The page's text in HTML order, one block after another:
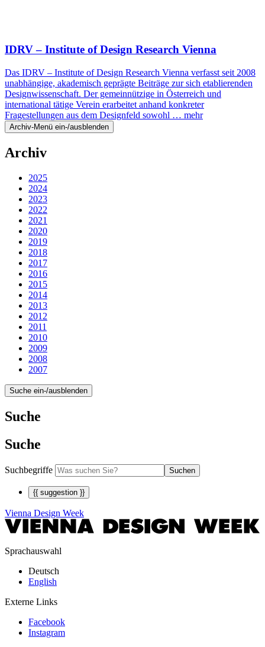
IDRV – Institute of Design Research Vienna
Das IDRV – Institute of Design Research Vienna verfasst seit 2008
unabhängige, akademisch geprägte Beiträge zur sich etablierenden
Designwissenschaft. Der gemeinnützige in Österreich und
international tätige Verein erarbeitet anhand konkreter
Fragestellungen aus dem Designfeld sowohl … mehr
Archiv-Menü ein-/ausblenden
Archiv
2025
2024
2023
2022
2021
2020
2019
2018
2017
2016
2015
2014
2013
2012
2011
2010
2009
2008
2007
Suche ein-/ausblenden
Suche
Suche
Suchbegriffe Suchen
{{ suggestion }}
Vienna Design Week
Sprachauswahl
Deutsch
English
Externe Links
Facebook
Instagram